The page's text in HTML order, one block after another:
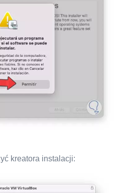
kreatora instalacji: